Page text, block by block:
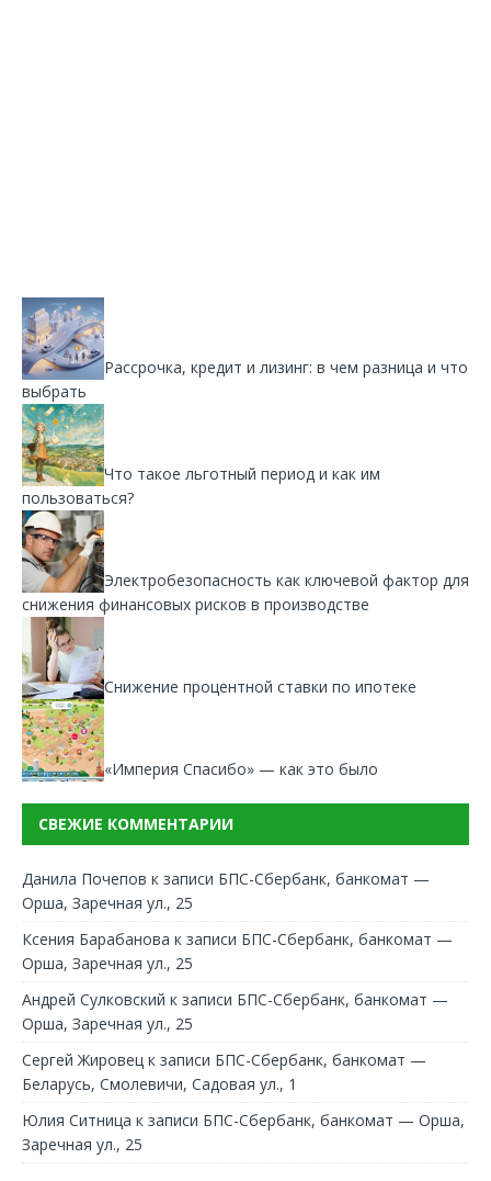
Рассрочка, кредит и лизинг: в чем разница и что
выбрать
Что такое льготный период и как им
пользоваться?
Электробезопасность как ключевой фактор для
снижения финансовых рисков в производстве
Снижение процентной ставки по ипотеке
«Империя Спасибо» — как это было
СВЕЖИЕ КОММЕНТАРИИ
Данила Почепов к записи БПС-Сбербанк, банкомат —
Орша, Заречная ул., 25
Ксения Барабанова к записи БПС-Сбербанк, банкомат —
Орша, Заречная ул., 25
Андрей Сулковский к записи БПС-Сбербанк, банкомат —
Орша, Заречная ул., 25
Сергей Жировец к записи БПС-Сбербанк, банкомат —
Беларусь, Смолевичи, Садовая ул., 1
Юлия Ситница к записи БПС-Сбербанк, банкомат — Орша,
Заречная ул., 25